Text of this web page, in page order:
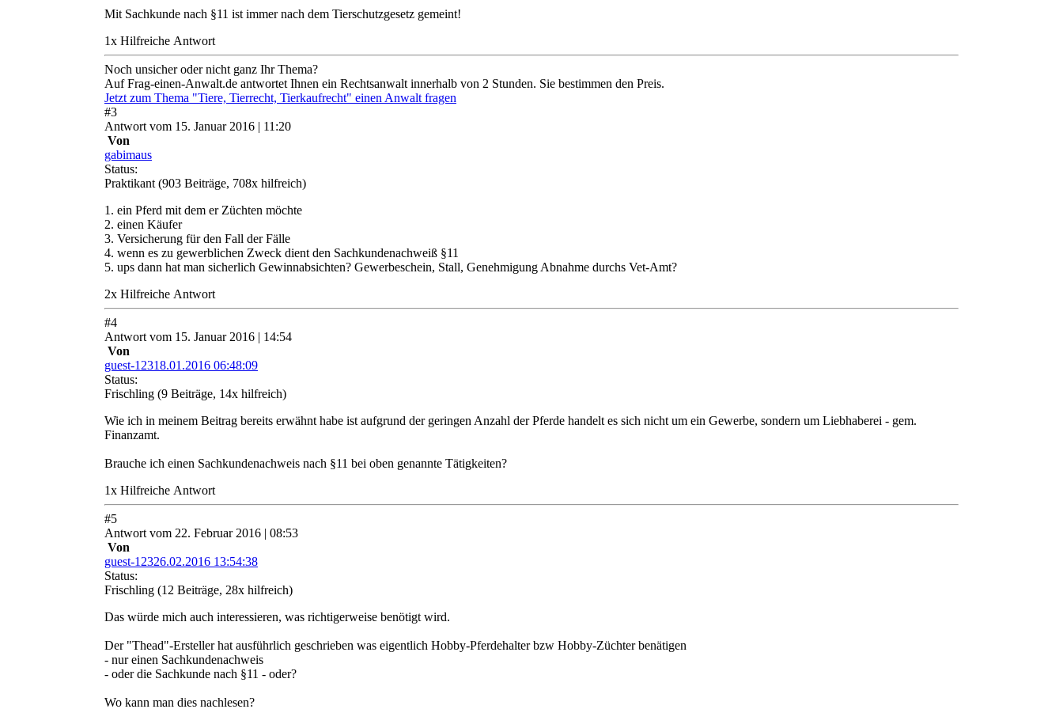
Mit Sachkunde nach §11 ist immer nach dem Tierschutzgesetz gemeint!
1x Hilfreiche Antwort
Noch unsicher oder nicht ganz Ihr Thema?
Auf Frag-einen-Anwalt.de antwortet Ihnen ein Rechtsanwalt innerhalb von 2 Stunden. Sie bestimmen den Preis.
Jetzt zum Thema "Tiere, Tierrecht, Tierkaufrecht" einen Anwalt fragen
#3
Antwort vom 15. Januar 2016 | 11:20
Von
gabimaus
Status:
Praktikant (903 Beiträge, 708x hilfreich)
1. ein Pferd mit dem er Züchten möchte
2. einen Käufer
3. Versicherung für den Fall der Fälle
4. wenn es zu gewerblichen Zweck dient den Sachkundenachweiß §11
5. ups dann hat man sicherlich Gewinnabsichten? Gewerbeschein, Stall, Genehmigung Abnahme durchs Vet-Amt?
2x Hilfreiche Antwort
#4
Antwort vom 15. Januar 2016 | 14:54
Von
guest-12318.01.2016 06:48:09
Status:
Frischling (9 Beiträge, 14x hilfreich)
Wie ich in meinem Beitrag bereits erwähnt habe ist aufgrund der geringen Anzahl der Pferde handelt es sich nicht um ein Gewerbe, sondern um Liebhaberei - gem.
Finanzamt.
Brauche ich einen Sachkundenachweis nach §11 bei oben genannte Tätigkeiten?
1x Hilfreiche Antwort
#5
Antwort vom 22. Februar 2016 | 08:53
Von
guest-12326.02.2016 13:54:38
Status:
Frischling (12 Beiträge, 28x hilfreich)
Das würde mich auch interessieren, was richtigerweise benötigt wird.
Der "Thead"-Ersteller hat ausführlich geschrieben was eigentlich Hobby-Pferdehalter bzw Hobby-Züchter benätigen
- nur einen Sachkundenachweis
- oder die Sachkunde nach §11 - oder?
Wo kann man dies nachlesen?